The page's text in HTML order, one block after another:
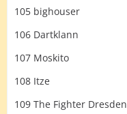
105 bighouser
106 Dartklann
107 Moskito
108 Itze
109 The Fighter Dresden